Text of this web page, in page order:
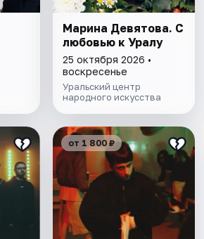
Марина Девятова. С
любовью к Уралу
25 октября 2026 •
воскресенье
Уральский центр
народного искусства
от 1 800 ₽